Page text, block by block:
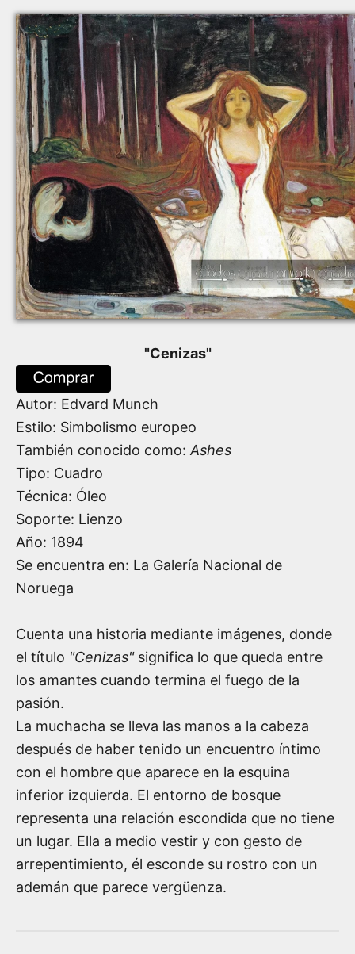
"Cenizas"
Autor: Edvard Munch
Estilo: Simbolismo europeo
También conocido como: Ashes
Tipo: Cuadro
Técnica: Óleo
Soporte: Lienzo
Año: 1894
Se encuentra en: La Galería Nacional de
Noruega
Cuenta una historia mediante imágenes, donde
el título "Cenizas"significa lo que queda entre
los amantes cuando termina el fuego de la
pasión.
La muchacha se lleva las manos a la cabeza
después de haber tenido un encuentro íntimo
con el hombre que aparece en la esquina
inferior izquierda. El entorno de bosque
representa una relación escondida que no tiene
un lugar. Ella a medio vestir y con gesto de
arrepentimiento, él esconde su rostro con un
ademán que parece vergüenza.